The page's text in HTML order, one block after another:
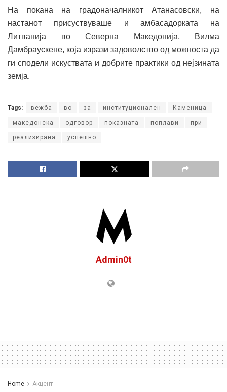
На покана на градоначалникот Атанасовски, на
настанот присуствуваше и амбасадорката на
Литванија во Северна Македонија, Вилма
Дамбраускене, која изрази задоволство од можноста да
ги сподели искуствата и добрите практики од нејзината
земја.
Tags: вежба во за институционален Каменица
македонска одговор показната поплави при
реализирана успешно
Admin0t
Home Акцент